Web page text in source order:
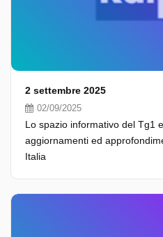
2 settembre 2025
02/09/2025
Lo spazio informativo del Tg1
aggiornamenti ed
Italia